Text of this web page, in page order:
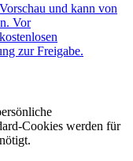
und kann von
Vor
zur Freigabe.
Cookies werden für